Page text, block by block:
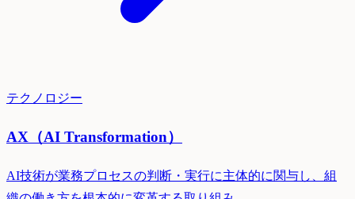
テクノロジー
AX（AI Transformation）
AI技術が業務プロセスの判断・実行に主体的に関与し、組